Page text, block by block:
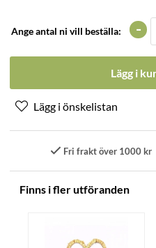
Ange antal ni vill beställa: -
Lägg i
Fri frakt över 1000 kr
Finns i fler utföranden